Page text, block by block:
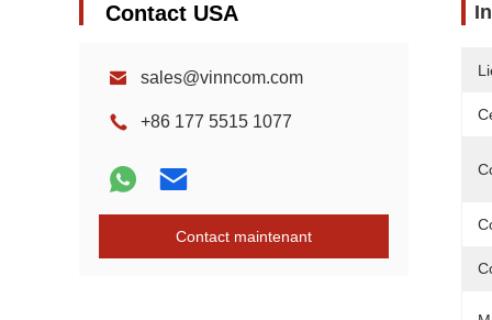
Contact USA
sales@vinncom.com
+86 177 5515 1077
Contact maintenant